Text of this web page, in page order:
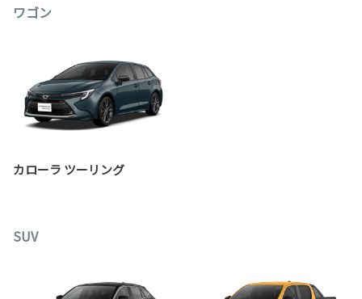
ワゴン
カローラ ツーリング
SUV